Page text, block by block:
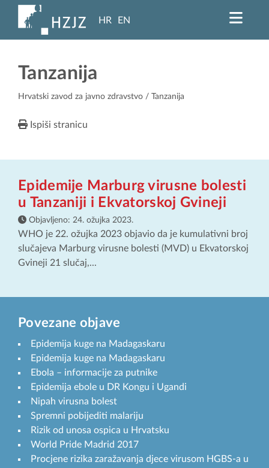
HR EN
Tanzanija
Hrvatski zavod za javno zdravstvo / Tanzanija
Ispiši stranicu
Epidemije Marburg virusne bolesti
u Tanzaniji i Ekvatorskoj Gvineji
Objavljeno: 24. ožujka 2023.
WHO je 22. ožujka 2023 objavio da je kumulativni broj
slučajeva Marburg virusne bolesti (MVD) u Ekvatorskoj
Gvineji 21 slučaj,...
Povezane objave
Epidemija kuge na Madagaskaru
Epidemija kuge na Madagaskaru
Ebola – informacije za putnike
Epidemija ebole u DR Kongu i Ugandi
Nipah virusna bolest
Spremni pobijediti malariju
Rizik od unosa ospica u Hrvatsku
World Pride Madrid 2017
Procjene rizika zaražavanja djece virusom HGBS-a u